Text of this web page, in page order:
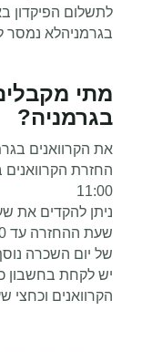
לתשלום הפיקדון
בגרמניהלא נמסר
מתי
בגרמניה?
את הקרוואנים
11:00
ניתן להקדים את
שעת ההחזרה עד 16:00
של יום השכרה
יש לקחת בחשבון
הקרוואנים וכחצי